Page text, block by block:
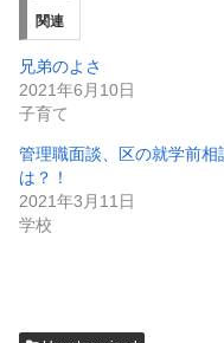
関連
兄弟のよさ
2021年6月10日
子育て
管理職面談、区の就学前相
は？！
2021年3月11日
学校